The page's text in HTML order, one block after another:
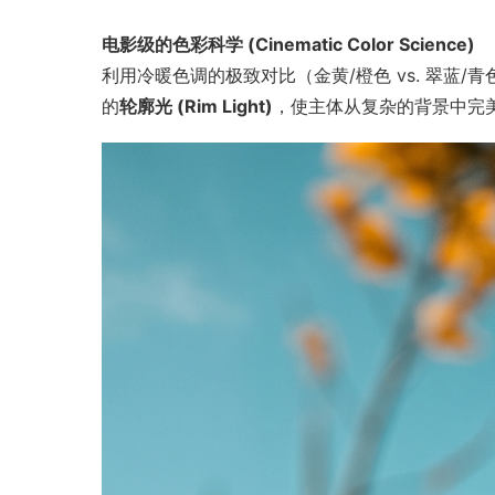
电影级的色彩科学 (Cinematic Color Science)
利用冷暖色调的极致对比（金黄/橙色 vs. 翠蓝/青
的轮廓光 (Rim Light) ，使主体从复杂的背景中